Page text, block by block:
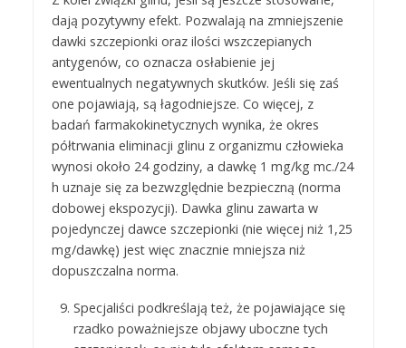
dają pozytywny efekt. Pozwalają na zmniejszenie
dawki szczepionki oraz ilości wszczepianych
antygenów, co oznacza osłabienie jej
ewentualnych negatywnych skutków. Jeśli się zaś
one pojawiają, są łagodniejsze. Co więcej, z
badań farmakokinetycznych wynika, że okres
półtrwania eliminacji glinu z organizmu człowieka
wynosi około 24 godziny, a dawkę 1 mg/kg mc./24
h uznaje się za bezwzględnie bezpieczną (norma
dobowej ekspozycji). Dawka glinu zawarta w
pojedynczej dawce szczepionki (nie więcej niż 1,25
mg/dawkę) jest więc znacznie mniejsza niż
dopuszczalna norma.
Specjaliści podkreślają też, że pojawiające się
rzadko poważniejsze objawy uboczne tych